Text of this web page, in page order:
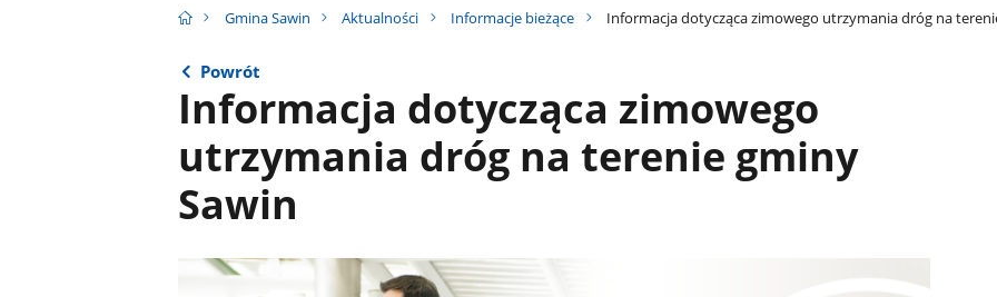
Gmina Sawin Aktualności Informacje bieżące Informacja dotycząca zimowego utrzymania dróg na
Powrót
Informacja dotycząca zimowego
utrzymania dróg na terenie gminy
Sawin